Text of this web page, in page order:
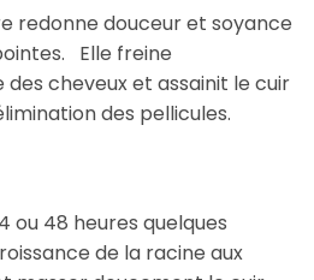
redonne douceur et soyance
Elle freine
cheveux et assainit le cuir
des pellicules.
ou 48 heures quelques
de la racine aux